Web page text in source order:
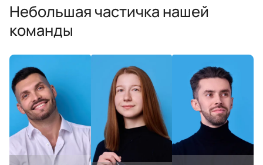
Небольшая частичка нашей
команды